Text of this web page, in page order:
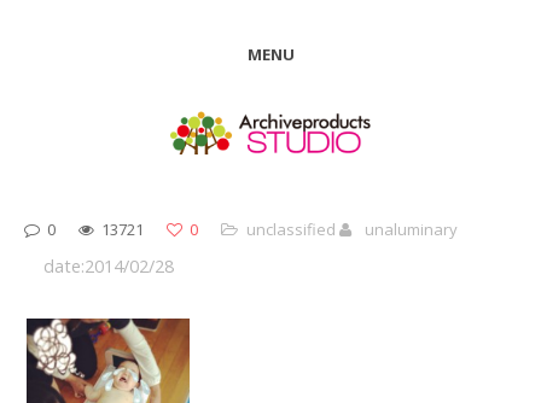
MENU
0 13721 0 unclassified unaluminary
date:2014/02/28